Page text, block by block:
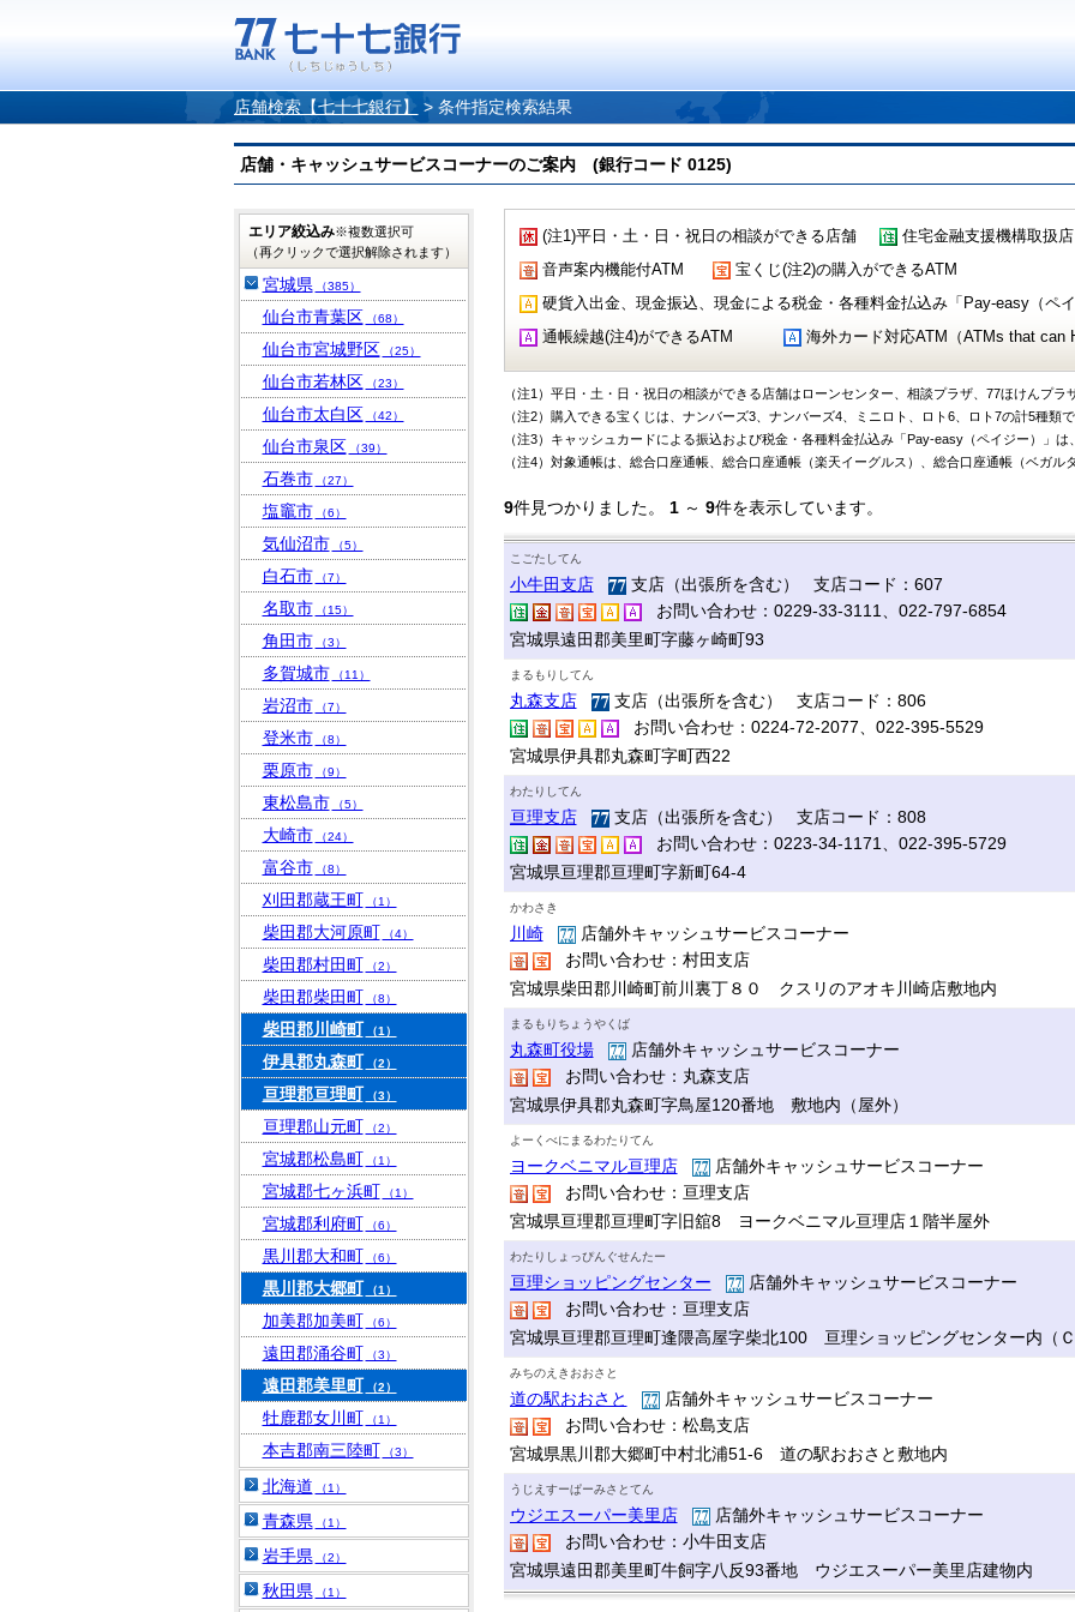
店舗検索【七十七銀行】 > 条件指定検索結果
店舗・キャッシュサービスコーナーのご案内 (銀行コード 0125)
(注1)平日・土・日・祝日の相談ができる店舗 住宅金融支援機構取扱店
音声案内機能付ATM
宝くじ(注2)の購入ができるATM
硬貨入出金、現金振込、現金による税金・各種料金払込み「Pay-easy（ペ
通帳繰越(注4)ができるATM
海外カード対応ATM（ATMs that can
（注1）平日・土・日・祝日の相談ができる店舗はローンセンター、相談プラザ、77ほけんプラ
（注2）購入できる宝くじは、ナンバーズ3、ナンバーズ4、ミニロト、ロト6、ロト7の計5種類で
（注3）キャッシュカードによる振込および税金・各種料金払込み「Pay-easy（ペイジー）」は
（注4）対象通帳は、総合口座通帳、総合口座通帳（楽天イーグルス）、総合口座通帳（ベガル
9件見つかりました。 1～ 9件を表示しています。
こごたしてん
小牛田支店
支店（出張所を含む） 支店コード：607
お問い合わせ：0229-33-3111、022-797-6854
宮城県遠田郡美里町字藤ヶ崎町93
まるもりしてん
丸森支店
支店（出張所を含む） 支店コード：806
お問い合わせ：0224-72-2077、022-395-5529
宮城県伊具郡丸森町字町西22
わたりしてん
亘理支店
支店（出張所を含む） 支店コード：808
お問い合わせ：0223-34-1171、022-395-5729
宮城県亘理郡亘理町字新町64-4
かわさき
川崎
店舗外キャッシュサービスコーナー
お問い合わせ：村田支店
宮城県柴田郡川崎町前川裏丁８０ クスリのアオキ川崎店敷地内
まるもりちょうやくば
丸森町役場
店舗外キャッシュサービスコーナー
お問い合わせ：丸森支店
宮城県伊具郡丸森町字鳥屋120番地 敷地内（屋外）
よーくべにまるわたりてん
ヨークベニマル亘理店
店舗外キャッシュサービスコーナー
お問い合わせ：亘理支店
宮城県亘理郡亘理町字旧舘8 ヨークベニマル亘理店１階半屋外
わたりしょっぴんぐせんたー
亘理ショッピングセンター
店舗外キャッシュサービスコーナー
お問い合わせ：亘理支店
宮城県亘理郡亘理町逢隈高屋字柴北100 亘理ショッピングセンター内（Ｃ
みちのえきおおさと
道の駅おおさと
店舗外キャッシュサービスコーナー
お問い合わせ：松島支店
宮城県黒川郡大郷町中村北浦51-6 道の駅おおさと敷地内
うじえすーぱーみさとてん
ウジエスーパー美里店
店舗外キャッシュサービスコーナー
お問い合わせ：小牛田支店
宮城県遠田郡美里町牛飼字八反93番地 ウジエスーパー美里店建物内
エリア絞込み※複数選択可
（再クリックで選択解除されます）
宮城県 （385）
仙台市青葉区 （68）
仙台市宮城野区 （25）
仙台市若林区 （23）
仙台市太白区 （42）
仙台市泉区 （39）
石巻市 （27）
塩竈市 （6）
気仙沼市 （5）
白石市 （7）
名取市 （15）
角田市 （3）
多賀城市 （11）
岩沼市 （7）
登米市 （8）
栗原市 （9）
東松島市 （5）
大崎市 （24）
富谷市 （8）
刈田郡蔵王町 （1）
柴田郡大河原町 （4）
柴田郡村田町 （2）
柴田郡柴田町 （8）
柴田郡川崎町 （1）
伊具郡丸森町 （2）
亘理郡亘理町 （3）
亘理郡山元町 （2）
宮城郡松島町 （1）
宮城郡七ヶ浜町 （1）
宮城郡利府町 （6）
黒川郡大和町 （6）
黒川郡大郷町 （1）
加美郡加美町 （6）
遠田郡涌谷町 （3）
遠田郡美里町 （2）
牡鹿郡女川町 （1）
本吉郡南三陸町 （3）
北海道 （1）
青森県 （1）
岩手県 （2）
秋田県 （1）